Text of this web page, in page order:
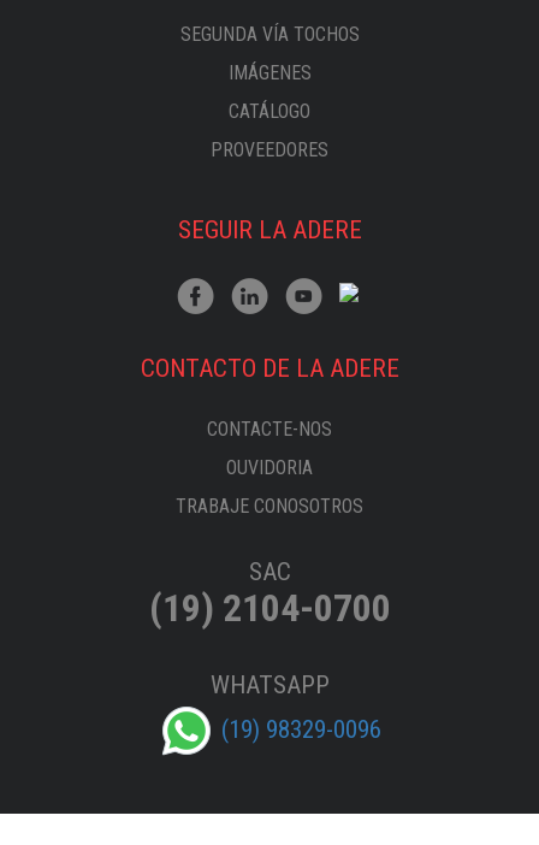
SEGUNDA VÍA TOCHOS
IMÁGENES
CATÁLOGO
PROVEEDORES
SEGUIR LA ADERE
CONTACTO DE LA ADERE
CONTACTE-NOS
OUVIDORIA
TRABAJE CONOSOTROS
SAC
(19) 2104-0700
WHATSAPP
(19) 98329-0096